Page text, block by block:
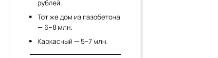
рублей.
Тот же дом из газобетона
— 6–8 млн.
Каркасный — 5–7 млн.